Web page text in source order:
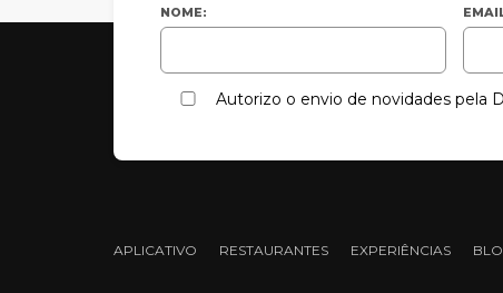
NOME:
Autorizo o envio de novidades pela
APLICATIVO RESTAURANTES EXPERIÊNCIAS